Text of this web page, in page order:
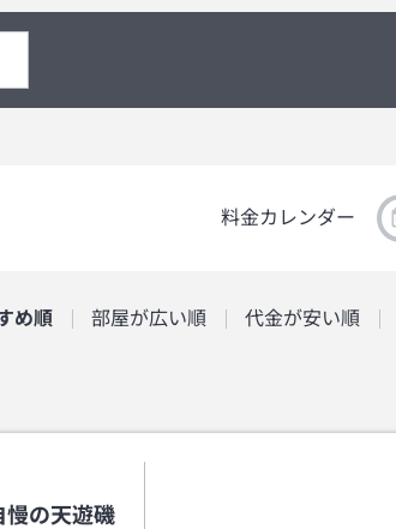
料金カレンダー
め順 部屋が広い順 代金が安い順
慢の天遊磯